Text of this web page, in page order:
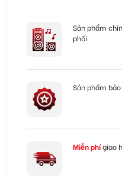
Sản phẩm
phối
Sản phẩm
Miễn phígiao